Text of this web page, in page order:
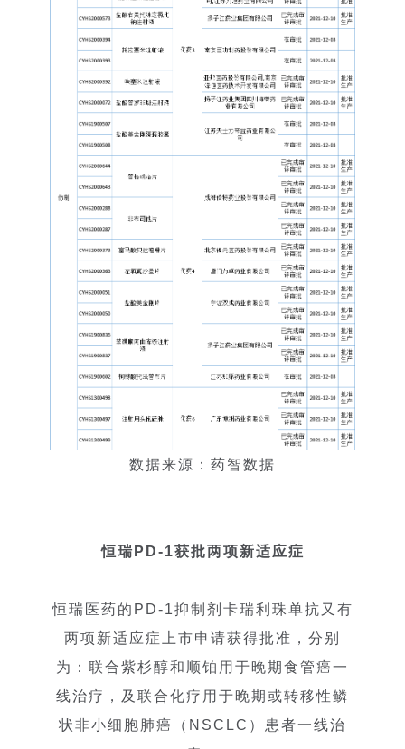
数据来源：药智数据
恒瑞PD-1获批两项新适应症
恒瑞医药的PD-1抑制剂卡瑞利珠单抗又有
两项新适应症上市申请获得批准，分别
为：联合紫杉醇和顺铂用于晚期食管癌一
线治疗，及联合化疗用于晚期或转移性鳞
状非小细胞肺癌（NSCLC）患者一线治